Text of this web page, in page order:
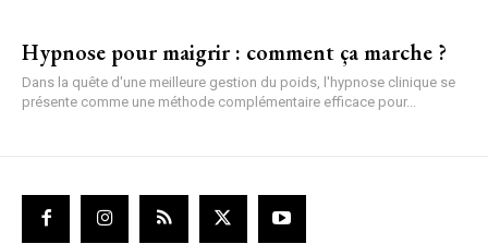
Hypnose pour maigrir : comment ça marche ?
Dans la quête d'une meilleure gestion du poids, l'hypnose clinique se
présente comme une méthode complémentaire efficace pour...